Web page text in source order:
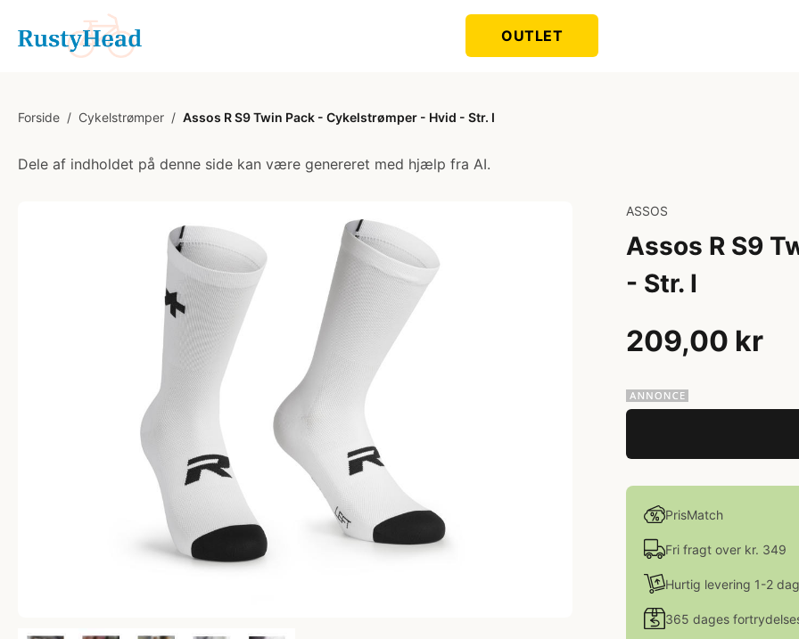
OUTLET
Forside / Cykelstrømper / Assos R S9 Twin Pack - Cykelstrømper - Hvid - Str. I
Dele af indholdet på denne side kan være genereret med hjælp fra AI.
ASSOS
Assos R S9
- Str. I
209,00 kr
PrisMatch
Fri fragt over kr. 349
Hurtig levering 1-2
365 dages